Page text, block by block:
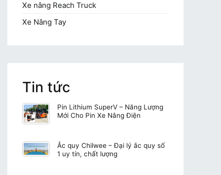
Xe nâng Reach Truck
Xe Nâng Tay
Tin tức
Pin Lithium SuperV – Năng Lượng
Mới Cho Pin Xe Nâng Điện
Ắc quy Chilwee – Đại lý ắc quy số
1 uy tín, chất lượng